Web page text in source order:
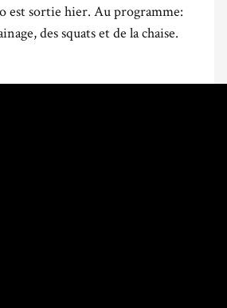
est sortie hier. Au programme:
des squats et de la chaise.